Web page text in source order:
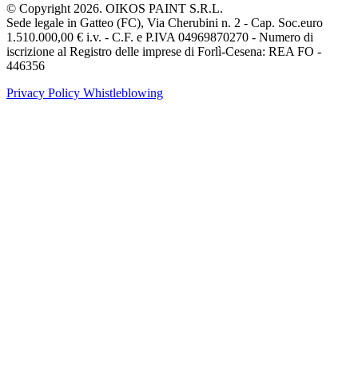
© Copyright 2026. OIKOS PAINT S.R.L.
Sede legale in Gatteo (FC), Via Cherubini n. 2 - Cap. Soc.euro
1.510.000,00 € i.v. - C.F. e P.IVA 04969870270 - Numero di
iscrizione al Registro delle imprese di Forlì-Cesena: REA FO -
446356
Privacy Policy Whistleblowing